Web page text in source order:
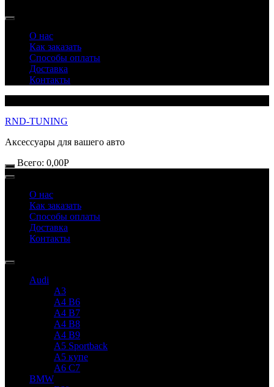
О нас
Как заказать
Способы оплаты
Доставка
Контакты
RND-TUNING
Аксессуары для вашего авто
Всего: 0,00Р
О нас
Как заказать
Способы оплаты
Доставка
Контакты
Audi
A3
A4 B6
A4 B7
A4 B8
A4 B9
A5 Sportback
A5 купе
A6 C7
BMW